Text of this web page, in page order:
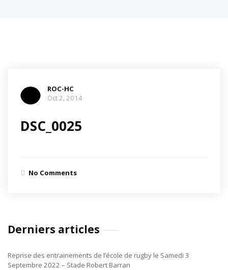
ROC-HC
Oct 2, 2014
DSC_0025
No Comments
Derniers articles
Reprise des entrainements de l’école de rugby le Samedi 3
Septembre 2022 – Stade Robert Barran